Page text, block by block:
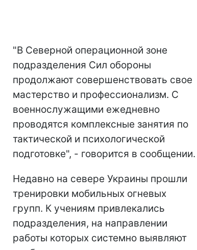
"В Северной операционной зоне
подразделения Сил обороны
продолжают совершенствовать свое
мастерство и профессионализм. С
военнослужащими ежедневно
проводятся комплексные занятия по
тактической и психологической
подготовке", - говорится в сообщении.
Недавно на севере Украины прошли
тренировки мобильных огневых
групп. К учениям привлекались
подразделения, на направлении
работы которых системно выявляют